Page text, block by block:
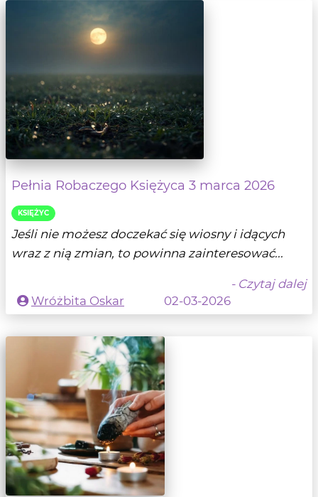
Pełnia Robaczego Księżyca 3 marca 2026
KSIĘŻYC
Jeśli nie możesz doczekać się wiosny i idących
wraz z nią zmian, to powinna zainteresować...
- Czytaj dalej
Wróżbita Oskar
02-03-2026